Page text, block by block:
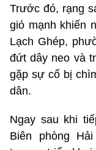
Trước đó, rạng
gió mạnh khiến
Lạch Ghép,
đứt dây neo và
gặp sự cố bị
dân.
Ngay sau khi
Biên phòng